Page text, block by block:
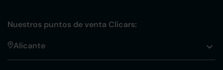
Nuestros puntos de venta Clicars:
Alicante